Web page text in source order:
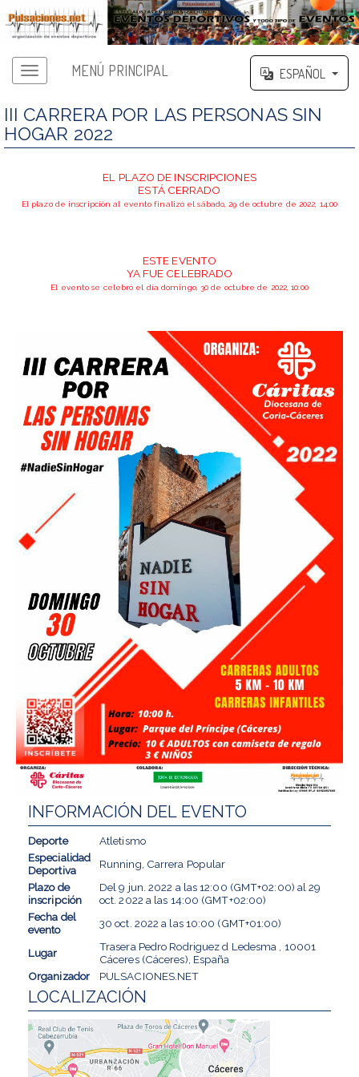
MENÚ PRINCIPAL ESPAÑOL
III CARRERA POR LAS PERSONAS SIN
HOGAR 2022
EL PLAZO DE INSCRIPCIONES
ESTÁ CERRADO
El plazo de inscripción al evento finalizó el sábado, 29 de octubre de 2022, 14:00
ESTE EVENTO
YA FUE CELEBRADO
El evento se celebró el día domingo, 30 de octubre de 2022, 10:00
INFORMACIÓN DEL EVENTO
Deporte
Atletismo
Especialidad
Deportiva
Running, Carrera Popular
Plazo de
inscripción
Del9 jun. 2022 a las12:00 (GMT+02:00) al29
oct. 2022a las 14:00 (GMT+02:00)
Fecha del
evento
30 oct. 2022a las10:00 (GMT+01:00)
Lugar
Trasera Pedro Rodriguez d Ledesma , 10001
Cáceres (Cáceres), España
Organizador
PULSACIONES.NET
LOCALIZACIÓN